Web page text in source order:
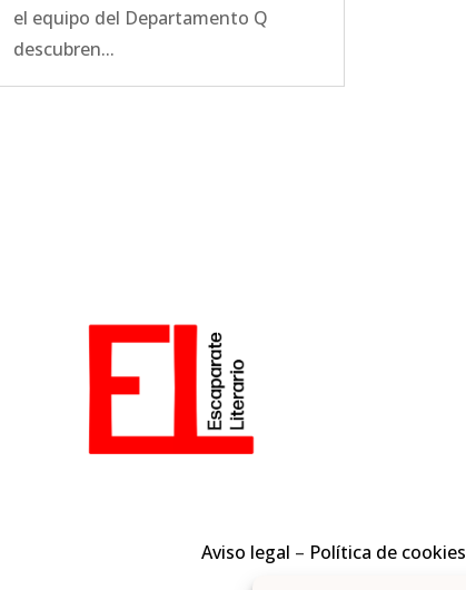
el equipo del Departamento Q
descubren...
Aviso legal – Política de cookies